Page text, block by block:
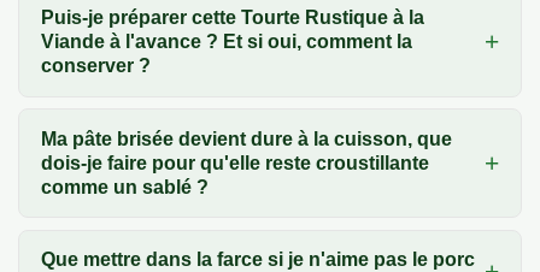
Puis-je préparer cette Tourte Rustique à la
Viande à l'avance ? Et si oui, comment la
conserver ?
Ma pâte brisée devient dure à la cuisson, que
dois-je faire pour qu'elle reste croustillante
comme un sablé ?
Que mettre dans la farce si je n'aime pas le porc